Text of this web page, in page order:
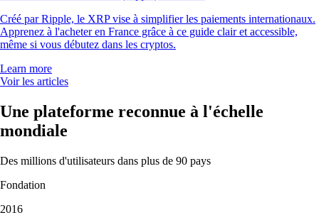
Créé par Ripple, le XRP vise à simplifier les paiements internationaux.
Apprenez à l'acheter en France grâce à ce guide clair et accessible,
même si vous débutez dans les cryptos.
Learn more
Voir les articles
Une plateforme reconnue à l'échelle
mondiale
Des millions d'utilisateurs dans plus de 90 pays
Fondation
2016